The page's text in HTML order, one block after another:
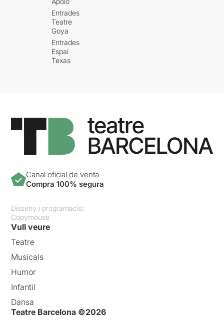
Entrades
Teatre
Goya
Entrades
Espai
Texas
Canal oficial de venta
Compra 100% segura
Disseny i programació:
Copymouse
Vull veure
Teatre
Musicals
Humor
Infantil
Dansa
Teatre Barcelona ©2026